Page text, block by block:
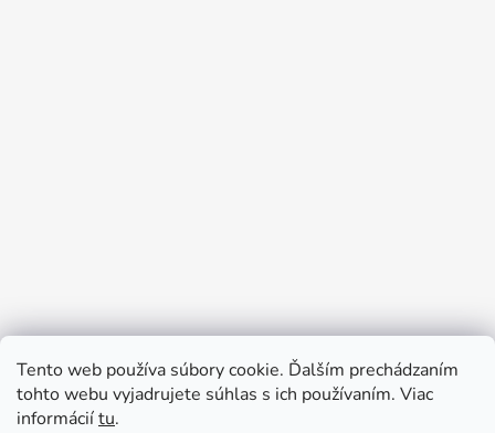
Tento web používa súbory cookie. Ďalším prechádzaním
tohto webu vyjadrujete súhlas s ich používaním. Viac
informáciítu.
Prijímame online platby